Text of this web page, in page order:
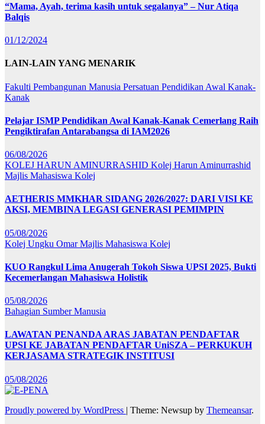
“Mama, Ayah, terima kasih untuk segalanya” – Nur Atiqa
Balqis
01/12/2024
LAIN-LAIN YANG MENARIK
Fakulti Pembangunan Manusia Persatuan Pendidikan Awal Kanak-
Kanak
Pelajar ISMP Pendidikan Awal Kanak-Kanak Cemerlang Raih
Pengiktirafan Antarabangsa di IAM2026
06/08/2026
KOLEJ HARUN AMINURRASHID Kolej Harun Aminurrashid
Majlis Mahasiswa Kolej
AETHERIS MMKHAR SIDANG 2026/2027: DARI VISI KE
AKSI, MEMBINA LEGASI GENERASI PEMIMPIN
05/08/2026
Kolej Ungku OmarMajlis Mahasiswa Kolej
KUO Rangkul Lima Anugerah Tokoh Siswa UPSI 2025, Bukti
Kecemerlangan Mahasiswa Holistik
05/08/2026
Bahagian Sumber Manusia
LAWATAN PENANDA ARAS JABATAN PENDAFTAR
UPSI KE JABATAN PENDAFTAR UniSZA – PERKUKUH
KERJASAMA STRATEGIK INSTITUSI
05/08/2026
Proudly powered by WordPress | Theme: Newsup by Themeansar.